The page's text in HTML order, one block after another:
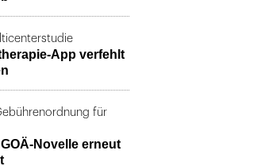
App verfehlt
für
Novelle erneut